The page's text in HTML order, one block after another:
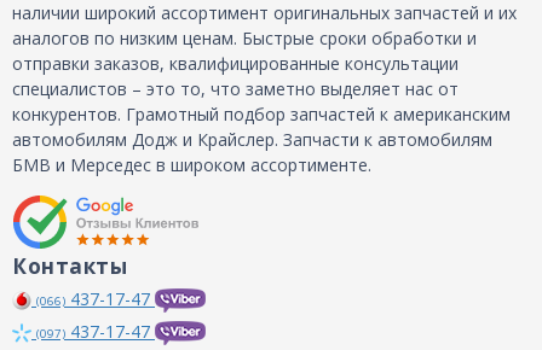
наличии широкий ассортимент оригинальных запчастей и их
аналогов по низким ценам. Быстрые сроки обработки и
отправки заказов, квалифицированные консультации
специалистов – это то, что заметно выделяет нас от
конкурентов. Грамотный подбор запчастей к американским
автомобилям Додж и Крайслер. Запчасти к автомобилям
БМВ и Мерседес в широком ассортименте.
Контакты
(066) 437-17-47
(097) 437-17-47